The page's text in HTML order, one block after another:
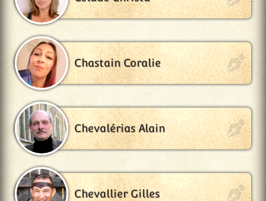
Chastain Coralie
Chevalérias Alain
Chevallier Gilles